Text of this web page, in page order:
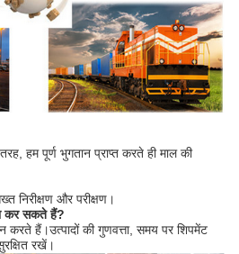
हम पूर्ण भुगतान प्राप्त करते ही माल की
निरीक्षण और परीक्षण।
कर सकते हैं?
करते हैं।उत्पादों की गुणवत्ता, समय पर शिपमेंट
रखें।